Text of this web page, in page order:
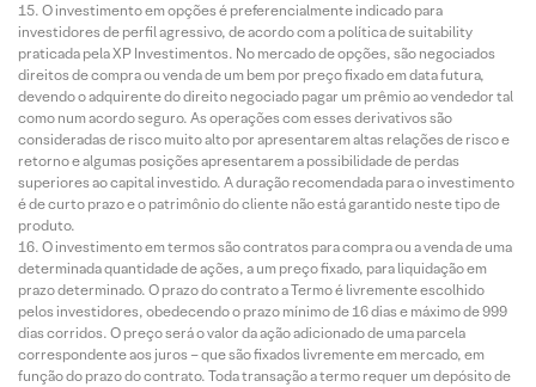
O investimento em opções é preferencialmente indicado para
investidores de perfil agressivo, de acordo com a política de suitability
praticada pela XP Investimentos. No mercado de opções, são negociados
direitos de compra ou venda de um bem por preço fixado em data futura,
devendo o adquirente do direito negociado pagar um prêmio ao vendedor tal
como num acordo seguro. As operações com esses derivativos são
consideradas de risco muito alto por apresentarem altas relações de risco e
retorno e algumas posições apresentarem a possibilidade de perdas
superiores ao capital investido. A duração recomendada para o investimento
é de curto prazo e o patrimônio do cliente não está garantido neste tipo de
produto.
O investimento em termos são contratos para compra ou a venda de uma
determinada quantidade de ações, a um preço fixado, para liquidação em
prazo determinado. O prazo do contrato a Termo é livremente escolhido
pelos investidores, obedecendo o prazo mínimo de 16 dias e máximo de 999
dias corridos. O preço será o valor da ação adicionado de uma parcela
correspondente aos juros – que são fixados livremente em mercado, em
função do prazo do contrato. Toda transação a termo requer um depósito de